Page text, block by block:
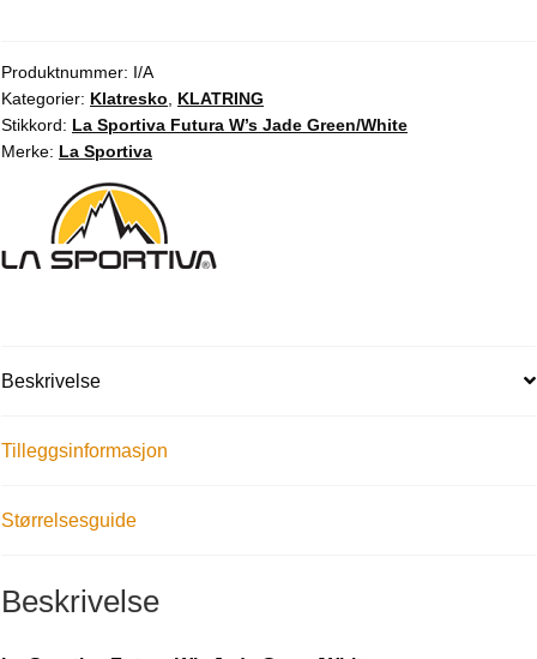
Produktnummer: I/A
Kategorier: Klatresko
KLATRING
Stikkord: La Sportiva Futura W’s Jade Green/White
Merke: La Sportiva
Beskrivelse
Tilleggsinformasjon
Størrelsesguide
Beskrivelse